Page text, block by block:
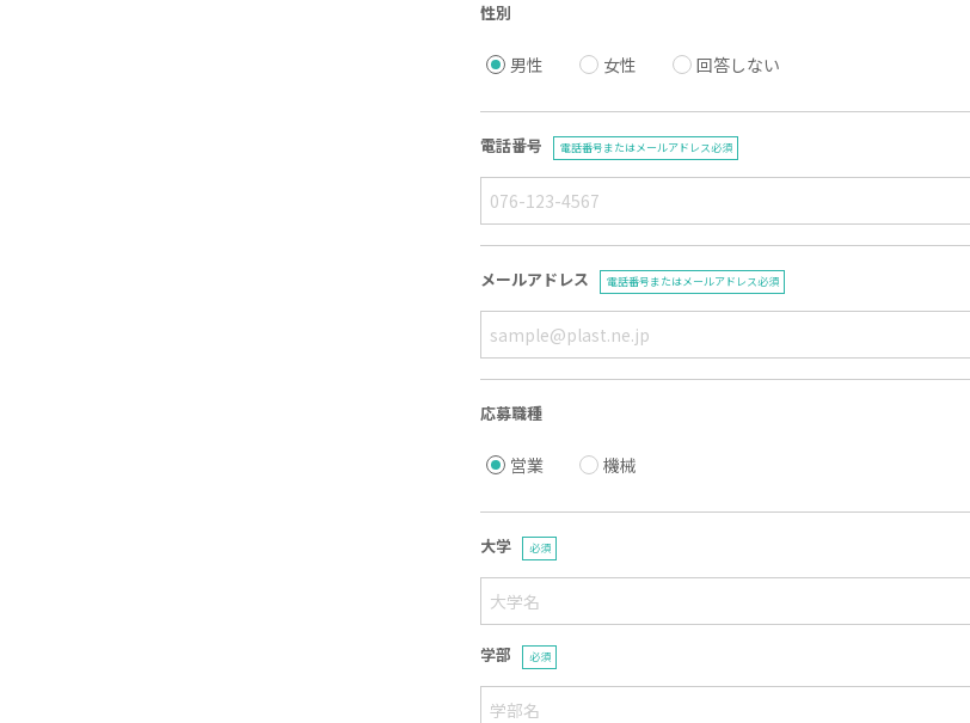
性別
男性 女性 回答しない
電話番号 電話番号またはメールアドレス必須
メールアドレス 電話番号またはメールアドレス必須
応募職種
営業 機械
大学 必須
学部 必須